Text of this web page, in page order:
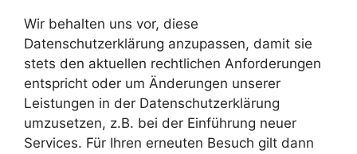
Wir behalten uns vor, diese
Datenschutzerklärung anzupassen, damit sie
stets den aktuellen rechtlichen Anforderungen
entspricht oder um Änderungen unserer
Leistungen in der Datenschutzerklärung
umzusetzen, z.B. bei der Einführung neuer
Services. Für Ihren erneuten Besuch gilt dann